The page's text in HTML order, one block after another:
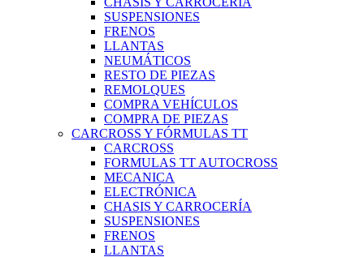
SUSPENSIONES
FRENOS
LLANTAS
NEUMÁTICOS
RESTO DE PIEZAS
REMOLQUES
COMPRA VEHÍCULOS
COMPRA DE PIEZAS
CARCROSS Y FÓRMULAS TT
CARCROSS
FORMULAS TT AUTOCROSS
MECANICA
ELECTRÓNICA
CHASIS Y CARROCERÍA
SUSPENSIONES
FRENOS
LLANTAS